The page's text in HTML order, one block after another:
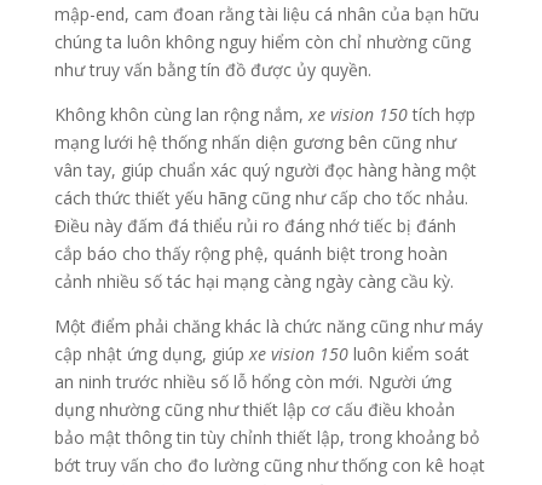
mập-end, cam đoan rằng tài liệu cá nhân của bạn hữu
chúng ta luôn không nguy hiểm còn chỉ nhường cũng
như truy vấn bằng tín đồ được ủy quyền.
Không khôn cùng lan rộng nắm,xe vision 150tích hợp
mạng lưới hệ thống nhấn diện gương bên cũng như
vân tay, giúp chuẩn xác quý người đọc hàng hàng một
cách thức thiết yếu hãng cũng như cấp cho tốc nhảu.
Điều này đấm đá thiểu rủi ro đáng nhớ tiếc bị đánh
cắp báo cho thấy rộng phệ, quánh biệt trong hoàn
cảnh nhiều số tác hại mạng càng ngày càng cầu kỳ.
Một điểm phải chăng khác là chức năng cũng như máy
cập nhật ứng dụng, giúpxe vision 150luôn kiểm soát
an ninh trước nhiều số lỗ hổng còn mới. Người ứng
dụng nhường cũng như thiết lập cơ cấu điều khoản
bảo mật thông tin tùy chỉnh thiết lập, trong khoảng bỏ
bớt truy vấn cho đo lường cũng như thống con kê hoạt